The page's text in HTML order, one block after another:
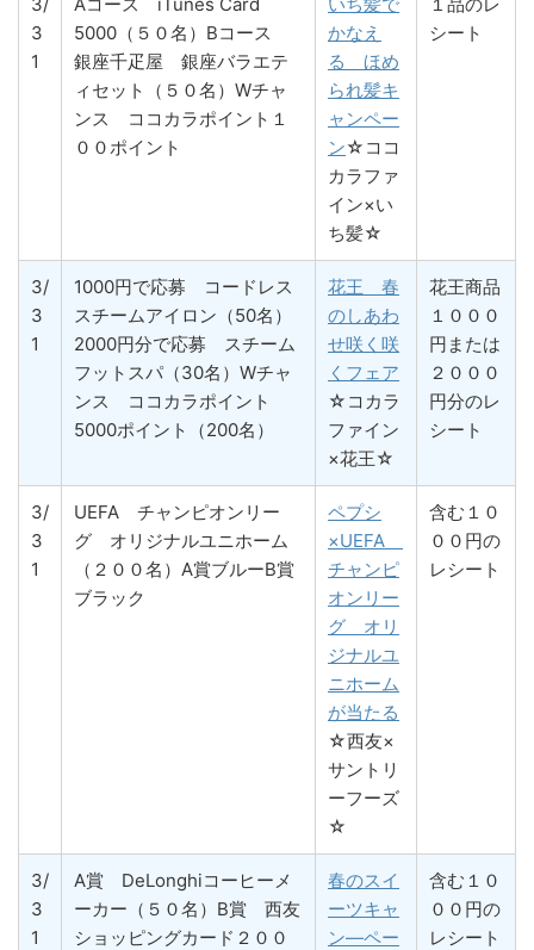
3
1
5000（５０名）Bコース
銀座千疋屋 銀座バラエテ
ィセット（５０名）Wチャ
ンス ココカラポイント１
００ポイント
かなえ
る ほめ
られ髪キ
ャンペー
ン☆ココ
カラファ
イン×い
ち髪☆
シート
3/
3
1
1000円で応募 コードレス
スチームアイロン（50名）
2000円分で応募 スチーム
フットスパ（30名）Wチャ
ンス ココカラポイント
5000ポイント（200名）
花王 春
のしあわ
せ咲く咲
くフェア
☆コカラ
ファイン
×花王☆
花王商品
１０００
円または
２０００
円分のレ
シート
3/
3
1
UEFA チャンピオンリー
グ オリジナルユニホーム
（２００名）A賞ブルーB賞
ブラック
ペプシ
×UEFA
チャンピ
オンリー
グ オリ
ジナルユ
ニホーム
が当たる
☆西友×
サントリ
ーフーズ
☆
含む１０
００円の
レシート
3/
3
1
A賞 DeLonghiコーヒーメ
ーカー（５０名）B賞 西友
ショッピングカード２００
春のスイ
ーツキャ
ン―ペー
含む１０
００円の
レシート